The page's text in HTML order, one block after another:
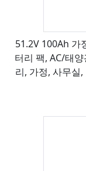
51.2V 100Ah 가
터리 팩, AC/태
리, 가정, 사무실